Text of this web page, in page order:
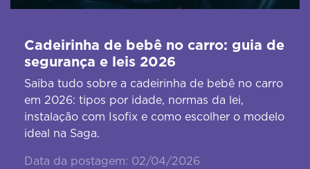
Cadeirinha de bebê no carro: guia de
segurança e leis 2026
Saiba tudo sobre a cadeirinha de bebê no carro
em 2026: tipos por idade, normas da lei,
instalação com Isofix e como escolher o modelo
ideal na Saga.
Data da postagem: 02/04/2026